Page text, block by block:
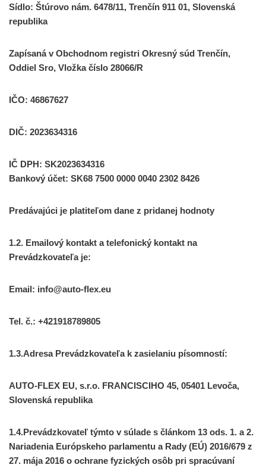
Sídlo: Štúrovo nám. 6478/11, Trenčín 911 01, Slovenská
republika
Zapísaná v Obchodnom registri Okresný súd Trenčín,
Oddiel Sro, Vložka číslo 28066/R
IČO: 46867627
DIČ: 2023634316
IČ DPH: SK2023634316
Bankový účet: SK68 7500 0000 0040 2302 8426
Predávajúci je platiteľom dane z pridanej hodnoty
1.2. Emailový kontakt a telefonický kontakt na
Prevádzkovateľa je:
Email: info@auto-flex.eu
Tel. č.: +421918789805
1.3.Adresa Prevádzkovateľa k zasielaniu písomností:
AUTO-FLEX EU, s.r.o. FRANCISCIHO 45, 05401 Levoča,
Slovenská republika
1.4.Prevádzkovateľ týmto v súlade s článkom 13 ods. 1. a 2.
Nariadenia Európskeho parlamentu a Rady (EÚ) 2016/679 z
27. mája 2016 o ochrane fyzických osôb pri spracúvaní